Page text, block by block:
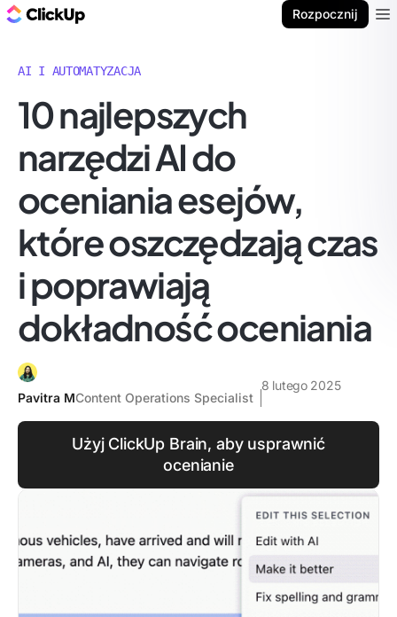
Rozpocznij
AI I AUTOMATYZACJA
10 najlepszych
narzędzi AI do
oceniania esejów,
które oszczędzają czas
i poprawiają
dokładność oceniania
Pavitra MContent Operations Specialist
8 lutego 2025
Użyj ClickUp Brain, aby usprawnić
ocenianie